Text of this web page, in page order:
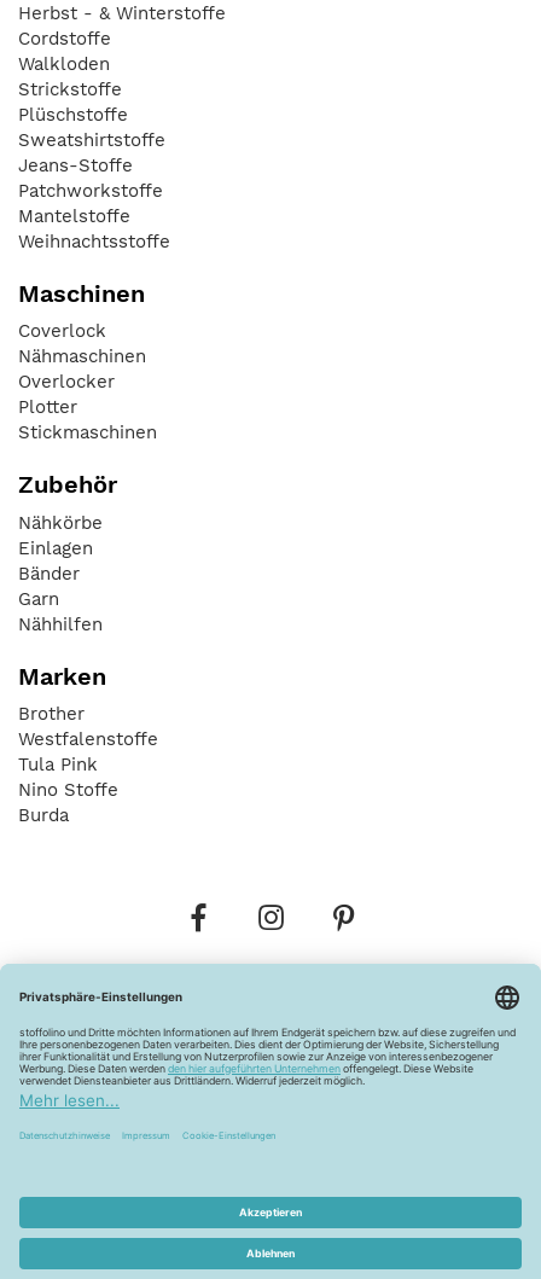
Herbst - & Winterstoffe
Cordstoffe
Walkloden
Strickstoffe
Plüschstoffe
Sweatshirtstoffe
Jeans-Stoffe
Patchworkstoffe
Mantelstoffe
Weihnachtsstoffe
Maschinen
Coverlock
Nähmaschinen
Overlocker
Plotter
Stickmaschinen
Zubehör
Nähkörbe
Einlagen
Bänder
Garn
Nähhilfen
Marken
Brother
Westfalenstoffe
Tula Pink
Nino Stoffe
Burda
Widerrufsbelehrung Vertrag widerrufen
Barrierefreiheitserklärung
Pflegehinweise